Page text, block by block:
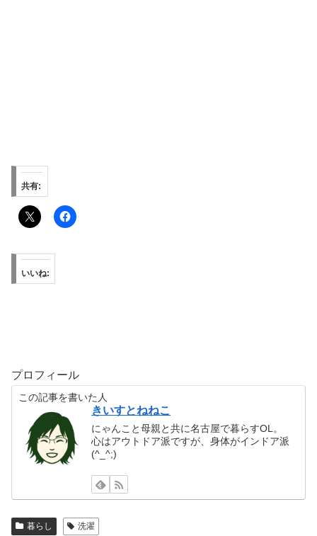
共有:
いいね:
プロフィール
この記事を書いた人
きいすとねねこ
にゃんこと母親と共に名古屋で暮らすOL。
心はアウトドア派ですが、身体がインドア派
(^_^;)
暮らし 洗濯